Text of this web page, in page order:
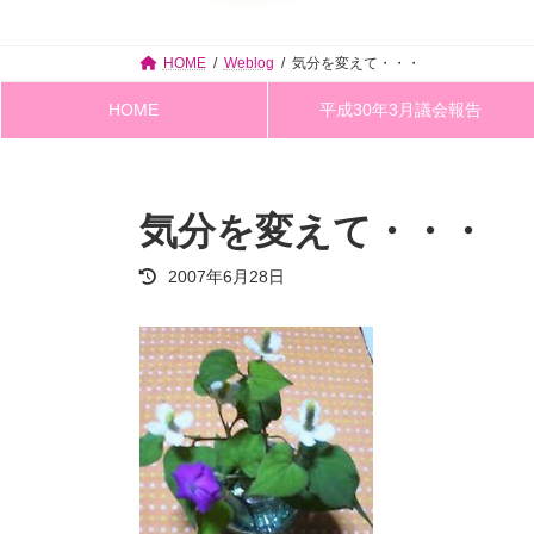
HOME Weblog 気分を変えて・・・
HOME 平成30年3月議会報告
気分を変えて・・・
最
新
日
時
:
2007年6月28日